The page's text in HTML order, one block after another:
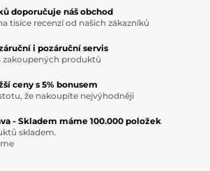
doporučuje náš obchod
tisíce recenzí od našich zákazníků
i pozáruční servis
zakoupených produktů
ceny s 5% bonusem
že nakoupíte nejvýhodněji
- Skladem máme 100.000 položek
skladem.